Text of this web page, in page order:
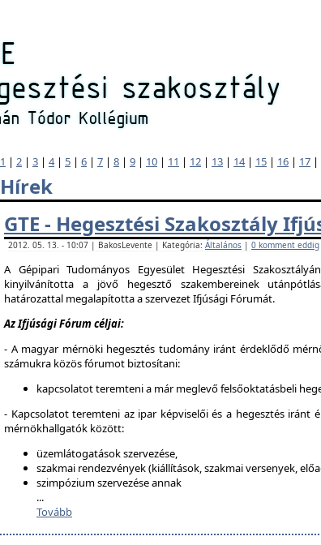
1 | 2 | 3 | 4| 5 | 6 | 7 | 8 | 9 | 10 | 11 | 12 | 13 | 14| 15 | 16 | 17 |
Hírek
GTE - Hegesztési Szakosztály
2012. 05. 13. - 10:07 | BakosLevente | Kategória: Általános | 0 komment eddig
A Gépipari Tudományos Egyesület Hegesztési
kinyilvánította a jövő hegesztő szakembereinek
határozattal megalapította a szervezet Ifjúsági Fórumát.
Az Ifjúsági Fórum céljai:
- A magyar mérnöki hegesztés tudomány iránt érdeklődő
számukra közös fórumot biztosítani:
kapcsolatot teremteni a már meglevő felsőoktatásbeli
- Kapcsolatot teremteni az ipar képviselői és a hegesztés iránt
mérnökhallgatók között:
üzemlátogatások szervezése,
szakmai rendezvények (kiállítások, szakmai versenyek,
szimpózium szervezése annak
...
Tovább